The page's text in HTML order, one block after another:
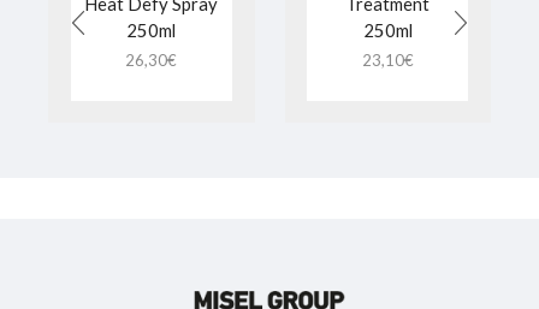
250ml
26,30€
250ml
23,10€